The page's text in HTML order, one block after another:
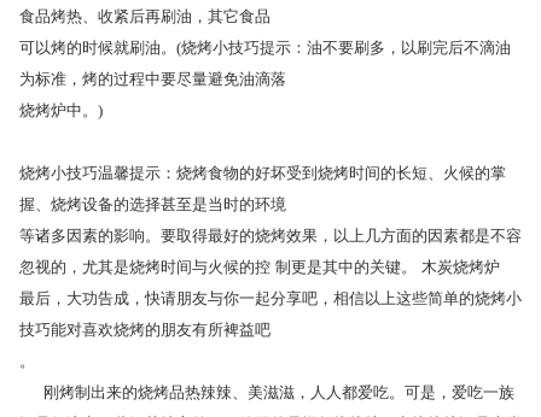
食品烤热、收紧后再刷油，其它食品
可以烤的时候就刷油。(烧烤小技巧提示：油不要刷多，以刷完后不滴油
为标准，烤的过程中要尽量避免油滴落
烧烤炉中。)
烧烤小技巧温馨提示：烧烤食物的好坏受到烧烤时间的长短、火候的掌
握、烧烤设备的选择甚至是当时的环境
等诸多因素的影响。要取得最好的烧烤效果，以上几方面的因素都是不容
忽视的，尤其是烧烤时间与火候的控 制更是其中的关键。 木炭烧烤炉
最后，大功告成，快请朋友与你一起分享吧，相信以上这些简单的烧烤小
技巧能对喜欢烧烤的朋友有所裨益吧
。
刚烤制出来的烧烤品热辣辣、美滋滋，人人都爱吃。可是，爱吃一族